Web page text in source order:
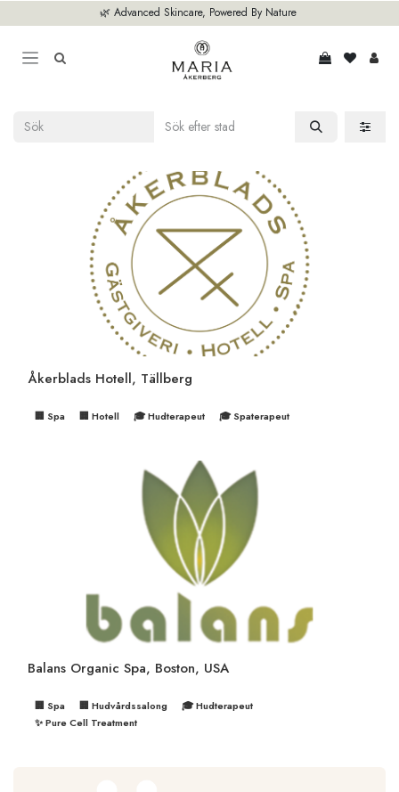
🌿 Advanced Skincare, Powered By Nature
Åkerblads Hotell, Tällberg
🏢 Spa 🏢 Hotell 🎓 Hudterapeut 🎓 Spaterapeut
Balans Organic Spa, Boston, USA
🏢 Spa 🏢 Hudvårdssalong
🎓 Hudterapeut
✨ Pure Cell Treatment